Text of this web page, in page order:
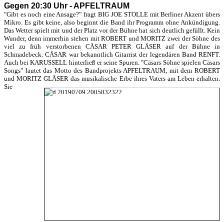
Gegen 20:30 Uhr - APFELTRAUM
"Gibt es noch eine Ansage?" fragt BIG JOE STOLLE mit Berliner Akzent übers
Mikro. Es gibt keine, also beginnt die Band ihr Programm ohne Ankündigung.
Das Wetter spielt mit und der Platz vor der Bühne hat sich deutlich gefüllt. Kein
Wunder, denn immerhin stehen mit ROBERT und MORITZ zwei der Söhne des
viel zu früh verstorbenen CÄSAR PETER GLÄSER auf der Bühne in
Schmadebeck. CÄSAR war bekanntlich Gitarrist der legendären Band RENFT.
Auch bei KARUSSELL hinterließ er seine Spuren. "Cäsars Söhne spielen Cäsars
Songs" lautet das Motto des Bandprojekts APFELTRAUM, mit dem ROBERT
und MORITZ GLÄSER das musikalische Erbe ihres Vaters am Leben erhalten.
Sie